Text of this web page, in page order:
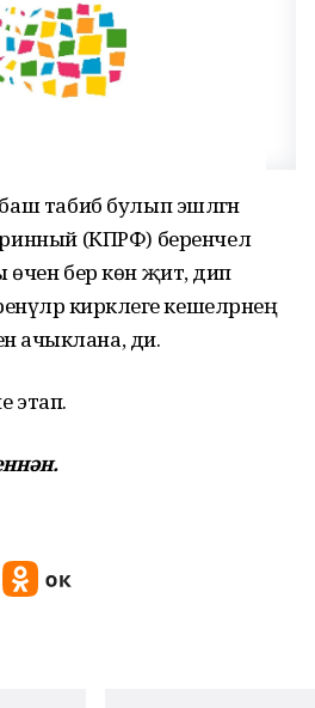
табиб булып эшләгән
(КПРФ) беренчел
бер көн җитә, дип
кирәклеге кешеләрнең
ачыклана, ди.
этап.